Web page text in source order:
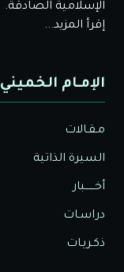
الإسلامية الصادقة.
إقرأ المزيد...
الإمـام الخميني
مـقـالات
السيرة الذاتية
أخــــــبار
دراسـات
ذكـريـات